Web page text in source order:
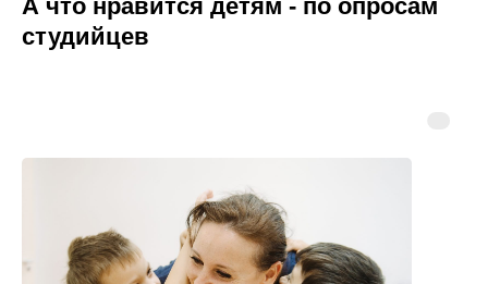
А что нравится детям - по опросам
студийцев